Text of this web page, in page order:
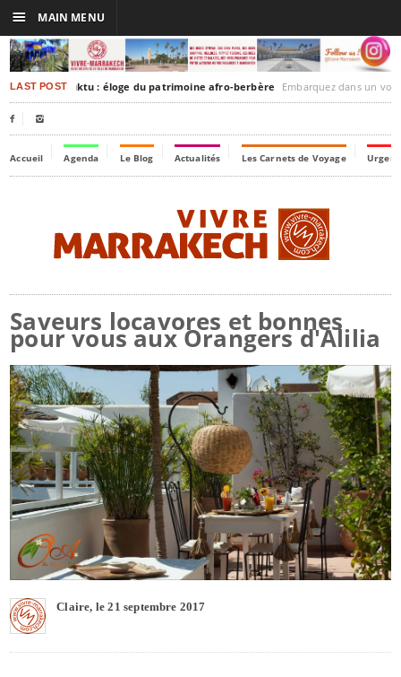
LAST POSTTimbuktu : éloge du patrimoine afro-berbère Embarquez dans un voyage culturel dans le
 
Accueil Agenda Le Blog Actualités Les Carnets de Voyage
Saveurs locavores et bonnes
pour vous aux Orangers d'Alilia
Claire, le 21 septembre 2017
☰ MAIN MENU